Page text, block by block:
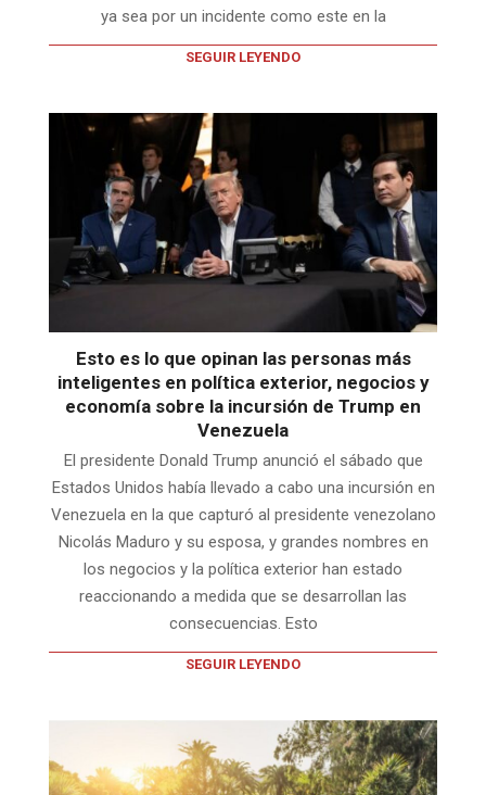
ya sea por un incidente como este en la
SEGUIR LEYENDO
Esto es lo que opinan las personas más
inteligentes en política exterior, negocios y
economía sobre la incursión de Trump en
Venezuela
El presidente Donald Trump anunció el sábado que
Estados Unidos había llevado a cabo una incursión en
Venezuela en la que capturó al presidente venezolano
Nicolás Maduro y su esposa, y grandes nombres en
los negocios y la política exterior han estado
reaccionando a medida que se desarrollan las
consecuencias. Esto
SEGUIR LEYENDO